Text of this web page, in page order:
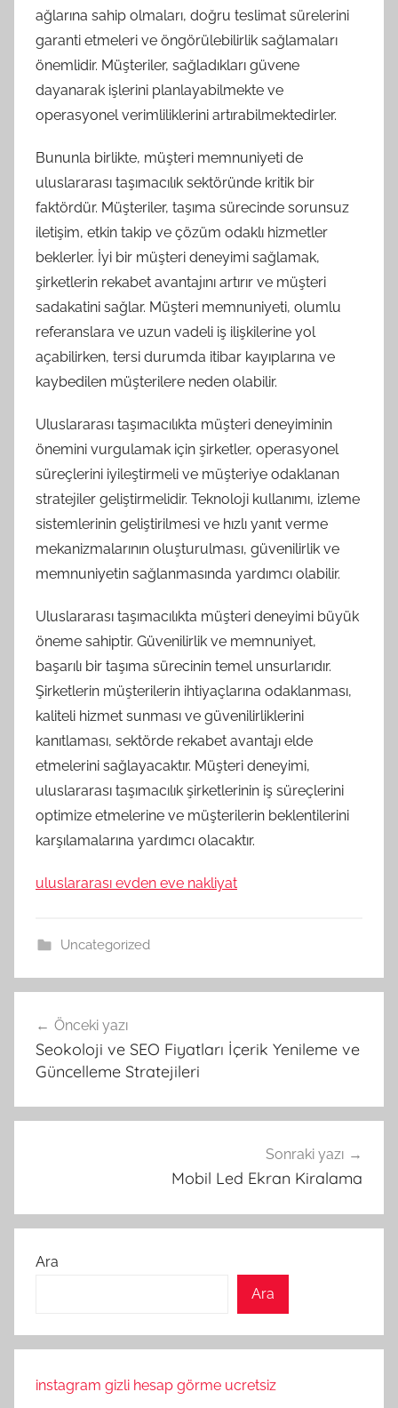
ağlarına sahip olmaları, doğru teslimat sürelerini
garanti etmeleri ve öngörülebilirlik sağlamaları
önemlidir. Müşteriler, sağladıkları güvene
dayanarak işlerini planlayabilmekte ve
operasyonel verimliliklerini artırabilmektedirler.
Bununla birlikte, müşteri memnuniyeti de
uluslararası taşımacılık sektöründe kritik bir
faktördür. Müşteriler, taşıma sürecinde sorunsuz
iletişim, etkin takip ve çözüm odaklı hizmetler
beklerler. İyi bir müşteri deneyimi sağlamak,
şirketlerin rekabet avantajını artırır ve müşteri
sadakatini sağlar. Müşteri memnuniyeti, olumlu
referanslara ve uzun vadeli iş ilişkilerine yol
açabilirken, tersi durumda itibar kayıplarına ve
kaybedilen müşterilere neden olabilir.
Uluslararası taşımacılıkta müşteri deneyiminin
önemini vurgulamak için şirketler, operasyonel
süreçlerini iyileştirmeli ve müşteriye odaklanan
stratejiler geliştirmelidir. Teknoloji kullanımı, izleme
sistemlerinin geliştirilmesi ve hızlı yanıt verme
mekanizmalarının oluşturulması, güvenilirlik ve
memnuniyetin sağlanmasında yardımcı olabilir.
Uluslararası taşımacılıkta müşteri deneyimi büyük
öneme sahiptir. Güvenilirlik ve memnuniyet,
başarılı bir taşıma sürecinin temel unsurlarıdır.
Şirketlerin müşterilerin ihtiyaçlarına odaklanması,
kaliteli hizmet sunması ve güvenilirliklerini
kanıtlaması, sektörde rekabet avantajı elde
etmelerini sağlayacaktır. Müşteri deneyimi,
uluslararası taşımacılık şirketlerinin iş süreçlerini
optimize etmelerine ve müşterilerin beklentilerini
karşılamalarına yardımcı olacaktır.
uluslararası evden eve nakliyat
Uncategorized
gezinmesi
Önceki yazı
Seokoloji ve SEO Fiyatları İçerik Yenileme ve
Güncelleme Stratejileri
Sonraki yazı
Mobil Led Ekran Kiralama
Ara
Ara
instagram gizli hesap görme ucretsiz